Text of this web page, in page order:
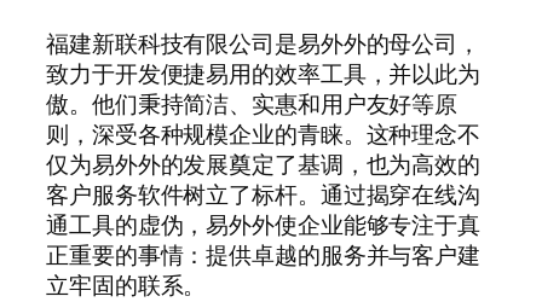
福建新联科技有限公司是易外外的母公司，
致力于开发便捷易用的效率工具，并以此为
傲。他们秉持简洁、实惠和用户友好等原
则，深受各种规模企业的青睐。这种理念不
仅为易外外的发展奠定了基调，也为高效的
客户服务软件树立了标杆。通过揭穿在线沟
通工具的虚伪，易外外使企业能够专注于真
正重要的事情：提供卓越的服务并与客户建
立牢固的联系。